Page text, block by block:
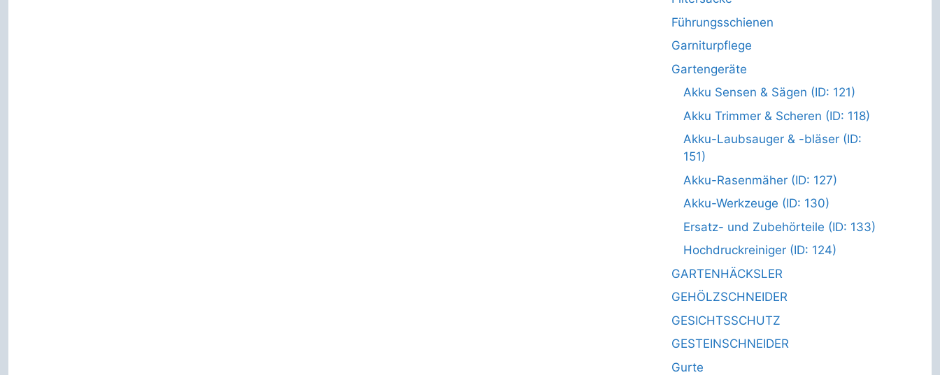
Führungsschienen
Garniturpflege
Gartengeräte
Akku Sensen & Sägen (ID: 121)
Akku Trimmer & Scheren (ID: 118)
Akku-Laubsauger & -bläser (ID:
151)
Akku-Rasenmäher (ID: 127)
Akku-Werkzeuge (ID: 130)
Ersatz- und Zubehörteile (ID: 133)
Hochdruckreiniger (ID: 124)
GARTENHÄCKSLER
GEHÖLZSCHNEIDER
GESICHTSSCHUTZ
GESTEINSCHNEIDER
Gurte